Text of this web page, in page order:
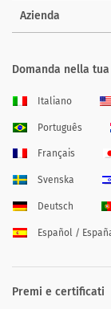
Azienda
Domanda nella
Italiano
Português
Français
Svenska
Deutsch
Español /
Premi e certificati